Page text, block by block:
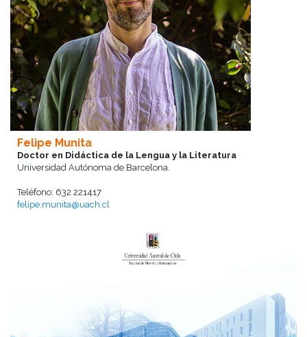
Felipe Munita
Doctor en Didáctica de la Lengua y la Literatura
Universidad Autónoma de Barcelona.
Teléfono: 632 221417
felipe.munita@uach.cl